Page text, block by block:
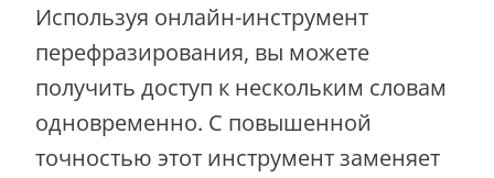
Используя онлайн-инструмент
перефразирования, вы можете
получить доступ к нескольким словам
одновременно. С повышенной
точностью этот инструмент заменяет